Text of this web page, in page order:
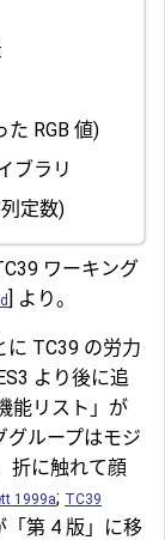
RGB 値)
ブラリ
定数)
ワーキング
] より。
に TC39 の労力
より後に追
能リスト」が
グループはモジ
折に触れて顔
1999a; TC39
「第 4 版」に移